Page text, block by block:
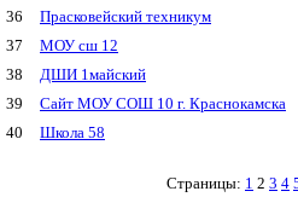
36
Прасковейский техникум
37
МОУ сш 12
38
ДШИ 1майский
39
Сайт МОУ СОШ 10 г. Краснокамска
40
Школа 58
Страницы: 1 2 3 4